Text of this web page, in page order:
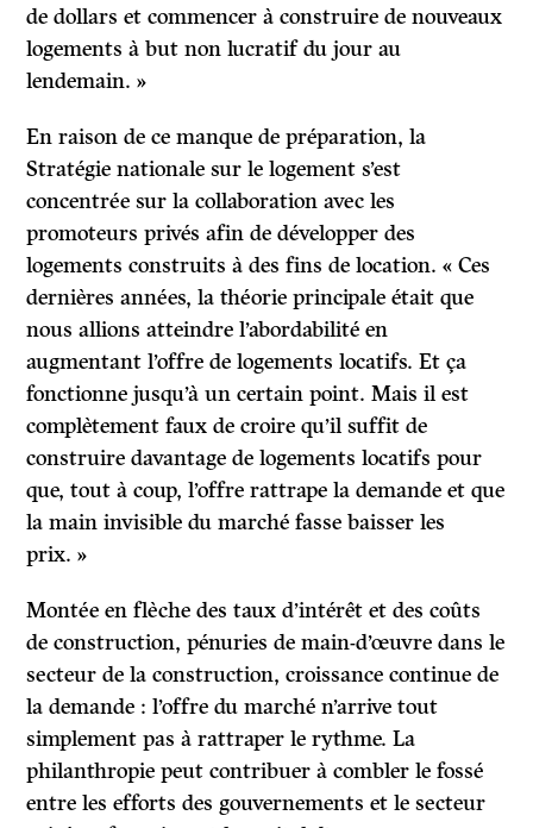
de dollars et commencer à construire de nouveaux
logements à but non lucratif du jour au
lendemain. »
En raison de ce manque de préparation, la
Stratégie nationale sur le logement s’est
concentrée sur la collaboration avec les
promoteurs privés afin de développer des
logements construits à des fins de location. « Ces
dernières années, la théorie principale était que
nous allions atteindre l’abordabilité en
augmentant l’offre de logements locatifs. Et ça
fonctionne jusqu’à un certain point. Mais il est
complètement faux de croire qu’il suffit de
construire davantage de logements locatifs pour
que, tout à coup, l’offre rattrape la demande et que
la main invisible du marché fasse baisser les
prix. »
Montée en flèche des taux d’intérêt et des coûts
de construction, pénuries de main-d’œuvre dans le
secteur de la construction, croissance continue de
la demande : l’offre du marché n’arrive tout
simplement pas à rattraper le rythme. La
philanthropie peut contribuer à combler le fossé
entre les efforts des gouvernements et le secteur